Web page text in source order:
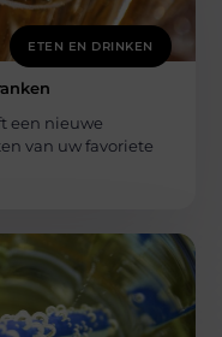
ETEN EN DRINKEN
een nieuwe
van uw favoriete